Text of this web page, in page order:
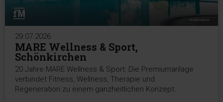
29.07.2026
MARE Wellness & Sport,
Schönkirchen
20 Jahre MARE Wellness & Sport: Die Premiumanlage
verbindet Fitness, Wellness, Therapie und
Regeneration zu einem ganzheitlichen Konzept.